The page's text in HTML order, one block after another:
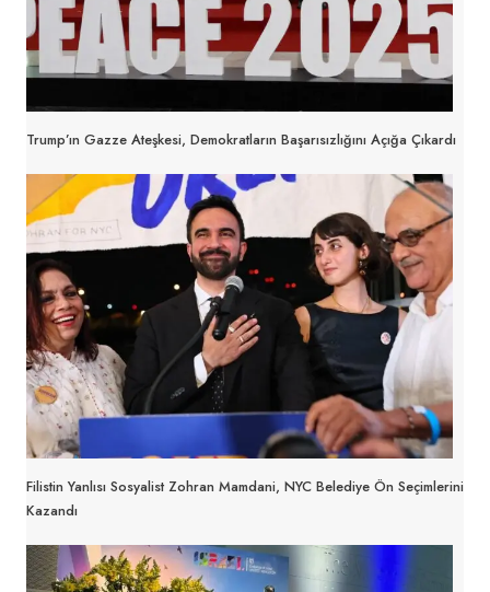
Trump’ın Gazze Ateşkesi, Demokratların Başarısızlığını Açığa Çıkardı
Filistin Yanlısı Sosyalist Zohran Mamdani, NYC Belediye Ön Seçimlerini
Kazandı